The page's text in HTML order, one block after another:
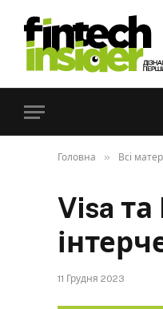
Головна » Всі
Visa
11 Грудня 2023